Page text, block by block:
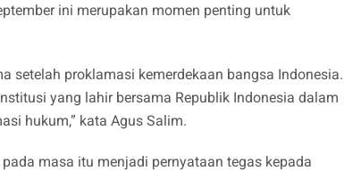
ini merupakan momen penting untuk
setelah proklamasi kemerdekaan bangsa Indonesia.
yang lahir bersama Republik Indonesia dalam
hukum,” kata Agus Salim.
masa itu menjadi pernyataan tegas kepada